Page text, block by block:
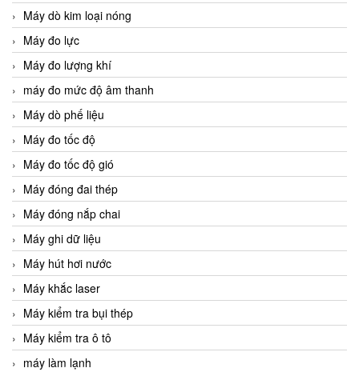
Máy dò kim loại nóng
Máy đo lực
Máy đo lượng khí
máy đo mức độ âm thanh
Máy dò phế liệu
Máy đo tốc độ
Máy đo tốc độ gió
Máy đóng đai thép
Máy đóng nắp chai
Máy ghi dữ liệu
Máy hút hơi nước
Máy khắc laser
Máy kiểm tra bụi thép
Máy kiểm tra ô tô
máy làm lạnh